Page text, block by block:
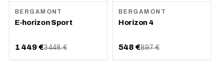
BERGAMONT
E-horizon Sport
1 449 €3 448 €
BERGAMONT
Horizon 4
548 €897 €